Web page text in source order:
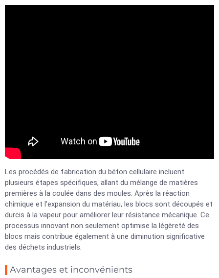
Les procédés de fabrication du béton cellulaire incluent
plusieurs étapes spécifiques, allant du mélange de matières
premières à la coulée dans des moules. Après la réaction
chimique et l’expansion du matériau, les blocs sont découpés et
durcis à la vapeur pour améliorer leur résistance mécanique. Ce
processus innovant non seulement optimise la légèreté des
blocs mais contribue également à une diminution significative
des déchets industriels.
Avantages et inconvénients